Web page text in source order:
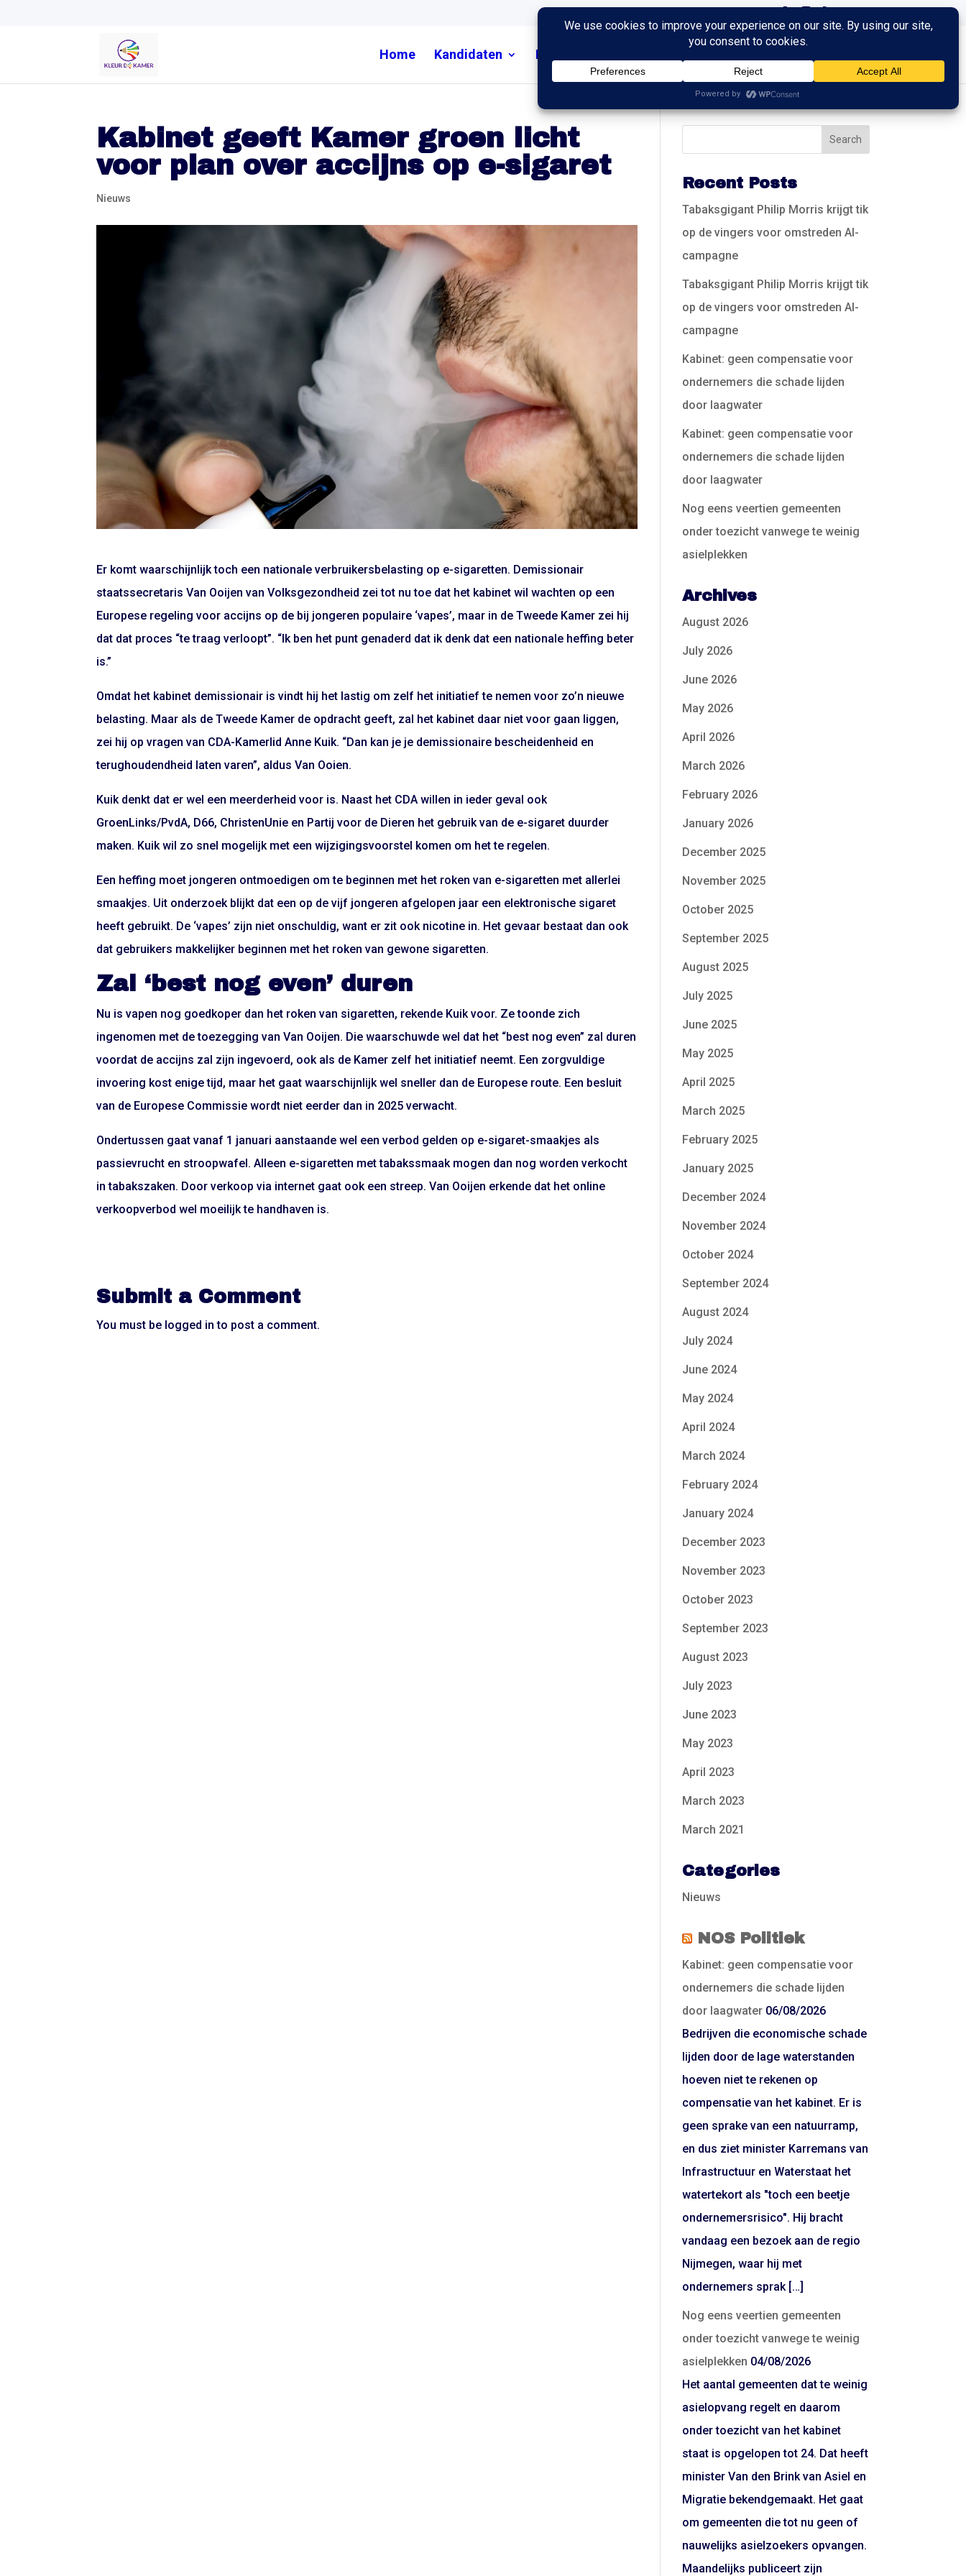
Home Kandidaten Nieuws
Kabinet geeft Kamer groen licht
voor plan over accijns op e-sigaret
Nieuws
Er komt waarschijnlijk toch een nationale verbruikersbelasting op e-sigaretten. Demissionair
staatssecretaris Van Ooijen van Volksgezondheid zei tot nu toe dat het kabinet wil wachten op een
Europese regeling voor accijns op de bij jongeren populaire ‘vapes’, maar in de Tweede Kamer zei hij
dat dat proces “te traag verloopt”. “Ik ben het punt genaderd dat ik denk dat een nationale heffing beter
is.”
Omdat het kabinet demissionair is vindt hij het lastig om zelf het initiatief te nemen voor zo’n nieuwe
belasting. Maar als de Tweede Kamer de opdracht geeft, zal het kabinet daar niet voor gaan liggen,
zei hij op vragen van CDA-Kamerlid Anne Kuik. “Dan kan je je demissionaire bescheidenheid en
terughoudendheid laten varen”, aldus Van Ooien.
Kuik denkt dat er wel een meerderheid voor is. Naast het CDA willen in ieder geval ook
GroenLinks/PvdA, D66, ChristenUnie en Partij voor de Dieren het gebruik van de e-sigaret duurder
maken. Kuik wil zo snel mogelijk met een wijzigingsvoorstel komen om het te regelen.
Een heffing moet jongeren ontmoedigen om te beginnen met het roken van e-sigaretten met allerlei
smaakjes. Uit onderzoek blijkt dat een op de vijf jongeren afgelopen jaar een elektronische sigaret
heeft gebruikt. De ‘vapes’ zijn niet onschuldig, want er zit ook nicotine in. Het gevaar bestaat dan ook
dat gebruikers makkelijker beginnen met het roken van gewone sigaretten.
Zal ‘best nog even’ duren
Nu is vapen nog goedkoper dan het roken van sigaretten, rekende Kuik voor. Ze toonde zich
ingenomen met de toezegging van Van Ooijen. Die waarschuwde wel dat het “best nog even” zal duren
voordat de accijns zal zijn ingevoerd, ook als de Kamer zelf het initiatief neemt. Een zorgvuldige
invoering kost enige tijd, maar het gaat waarschijnlijk wel sneller dan de Europese route. Een besluit
van de Europese Commissie wordt niet eerder dan in 2025 verwacht.
Ondertussen gaat vanaf 1 januari aanstaande wel een verbod gelden op e-sigaret-smaakjes als
passievrucht en stroopwafel. Alleen e-sigaretten met tabakssmaak mogen dan nog worden verkocht
in tabakszaken. Door verkoop via internet gaat ook een streep. Van Ooijen erkende dat het online
verkoopverbod wel moeilijk te handhaven is.
Submit a Comment
You must be logged in to post a comment.
Recent Posts
Tabaksgigant Philip Morris krijgt tik
op de vingers voor omstreden AI-
campagne
Tabaksgigant Philip Morris krijgt tik
op de vingers voor omstreden AI-
campagne
Kabinet: geen compensatie voor
ondernemers die schade lijden
door laagwater
Kabinet: geen compensatie voor
ondernemers die schade lijden
door laagwater
Nog eens veertien gemeenten
onder toezicht vanwege te weinig
asielplekken
Archives
August 2026
July 2026
June 2026
May 2026
April 2026
March 2026
February 2026
January 2026
December 2025
November 2025
October 2025
September 2025
August 2025
July 2025
June 2025
May 2025
April 2025
March 2025
February 2025
January 2025
December 2024
November 2024
October 2024
September 2024
August 2024
July 2024
June 2024
May 2024
April 2024
March 2024
February 2024
January 2024
December 2023
November 2023
October 2023
September 2023
August 2023
July 2023
June 2023
May 2023
April 2023
March 2023
March 2021
Categories
Nieuws
NOS Politiek
Kabinet: geen compensatie voor
ondernemers die schade lijden
door laagwater 06/08/2026
Bedrijven die economische schade
lijden door de lage waterstanden
hoeven niet te rekenen op
compensatie van het kabinet. Er is
geen sprake van een natuurramp,
en dus ziet minister Karremans van
Infrastructuur en Waterstaat het
watertekort als "toch een beetje
ondernemersrisico". Hij bracht
vandaag een bezoek aan de regio
Nijmegen, waar hij met
ondernemers sprak […]
Nog eens veertien gemeenten
onder toezicht vanwege te weinig
asielplekken 04/08/2026
Het aantal gemeenten dat te weinig
asielopvang regelt en daarom
onder toezicht van het kabinet
staat is opgelopen tot 24. Dat heeft
minister Van den Brink van Asiel en
Migratie bekendgemaakt. Het gaat
om gemeenten die tot nu geen of
nauwelijks asielzoekers opvangen.
Maandelijks publiceert zijn